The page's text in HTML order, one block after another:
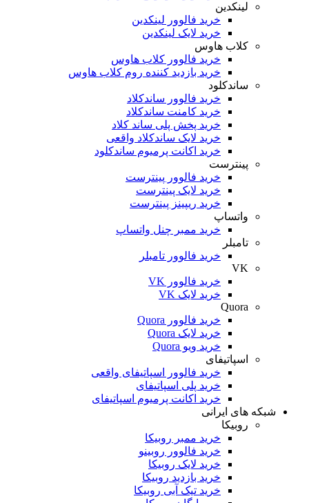
لینکدین
خرید فالوور لینکدین
خرید لایک لینکدین
کلاب هاوس
خرید فالوور کلاب هاوس
خرید بازدید کننده روم کلاب هاوس
ساندکلود
خرید فالوور ساندکلاد
خرید کامنت ساندکلاد
خرید پخش پلی ساند کلاد
خرید لایک ساندکلاد واقعی
خرید اکانت پرمیوم ساندکلود
پینترست
خرید فالوور پینترست
خرید لایک پینترست
خرید ریپینز پینترست
واتساپ
خرید ممبر چنل واتساپ
خرید فالوور تامبلر
خرید فالوور VK
خرید لایک VK
خرید فالوور Quora
خرید لایک Quora
خرید ویو Quora
اسپاتیفای
خرید فالوور اسپاتیفای واقعی
خرید پلی اسپاتیفای
خرید اکانت پرمیوم اسپاتیفای
های ایرانی
خرید ممبر روبیکا
خرید فالوور روبینو
خرید لایک روبیکا
خرید بازدید روبیکا
خرید تیک آبی روبیکا